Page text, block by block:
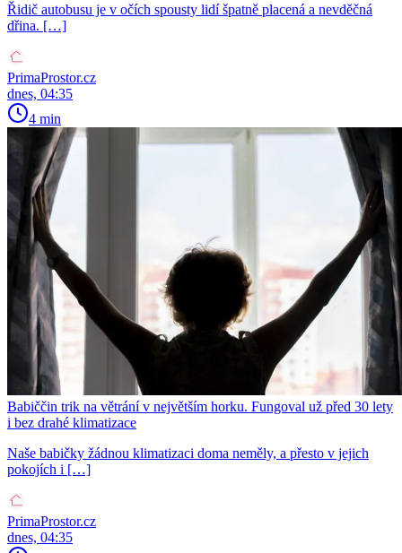
Řidič autobusu je v očích spousty lidí špatně placená a nevděčná
dřina. […]
PrimaProstor.cz
dnes, 04:35
4 min
Babiččin trik na větrání v největším horku. Fungoval už před 30 lety
i bez drahé klimatizace
Naše babičky žádnou klimatizaci doma neměly, a přesto v jejich
pokojích i […]
PrimaProstor.cz
dnes, 04:35